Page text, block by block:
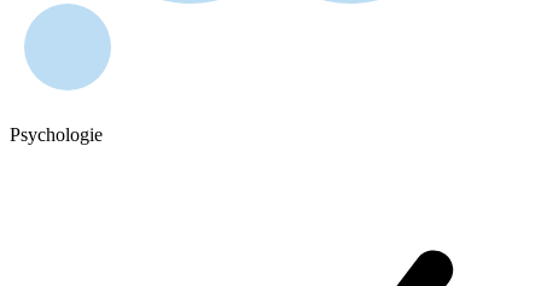
Psychologie